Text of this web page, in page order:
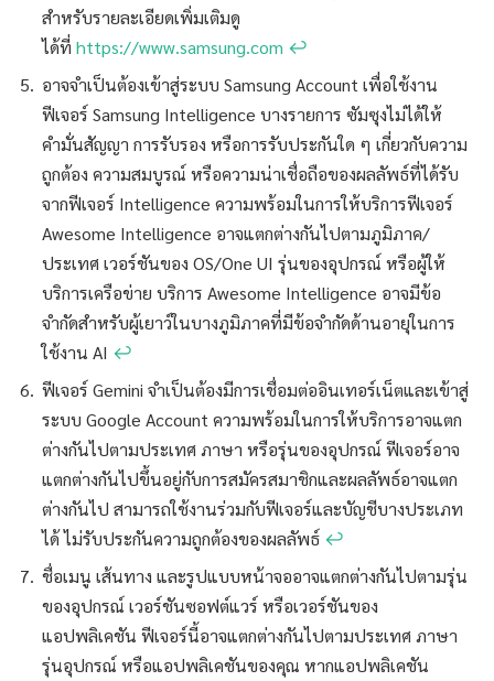
สำหรับรายละเอียดเพิ่มเติมดู
ได้ที่ https://www.samsung.com ↩︎
อาจจำเป็นต้องเข้าสู่ระบบ Samsung Account เพื่อใช้งาน
ฟีเจอร์ Samsung Intelligence บางรายการ ซัมซุงไม่ได้ให้
คำมั่นสัญญา การรับรอง หรือการรับประกันใด ๆ เกี่ยวกับความ
ถูกต้อง ความสมบูรณ์ หรือความน่าเชื่อถือของผลลัพธ์ที่ได้รับ
จากฟีเจอร์ Intelligence ความพร้อมในการให้บริการฟีเจอร์
Awesome Intelligence อาจแตกต่างกันไปตามภูมิภาค/
ประเทศ เวอร์ชันของ OS/One UI รุ่นของอุปกรณ์ หรือผู้ให้
บริการเครือข่าย บริการ Awesome Intelligence อาจมีข้อ
จำกัดสำหรับผู้เยาว์ในบางภูมิภาคที่มีข้อจำกัดด้านอายุในการ
ใช้งาน AI ↩︎
ฟีเจอร์ Gemini จำเป็นต้องมีการเชื่อมต่ออินเทอร์เน็ตและเข้าสู่
ระบบ Google Account ความพร้อมในการให้บริการอาจแตก
ต่างกันไปตามประเทศ ภาษา หรือรุ่นของอุปกรณ์ ฟีเจอร์อาจ
แตกต่างกันไปขึ้นอยู่กับการสมัครสมาชิกและผลลัพธ์อาจแตก
ต่างกันไป สามารถใช้งานร่วมกับฟีเจอร์และบัญชีบางประเภท
ได้ ไม่รับประกันความถูกต้องของผลลัพธ์ ↩︎
ชื่อเมนู เส้นทาง และรูปแบบหน้าจออาจแตกต่างกันไปตามรุ่น
ของอุปกรณ์ เวอร์ชันซอฟต์แวร์ หรือเวอร์ชันของ
แอปพลิเคชัน ฟีเจอร์นี้อาจแตกต่างกันไปตามประเทศ ภาษา
รุ่นอุปกรณ์ หรือแอปพลิเคชันของคุณ หากแอปพลิเคชัน